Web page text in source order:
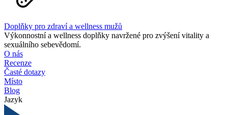
Doplňky pro zdraví a wellness mužů
Výkonnostní a wellness doplňky navržené pro zvýšení vitality a
sexuálního sebevědomí.
O nás
Recenze
Časté dotazy
Místo
Blog
Jazyk